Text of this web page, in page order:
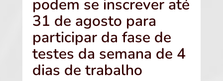
podem se inscrever até
31 de agosto para
participar da fase de
testes da semana de 4
dias de trabalho